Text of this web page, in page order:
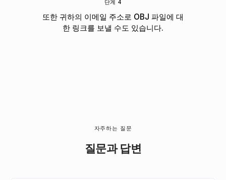
단계 4
또한 귀하의 이메일 주소로 OBJ 파일에 대
한 링크를 보낼 수도 있습니다.
자주하는 질문
질문과 답변